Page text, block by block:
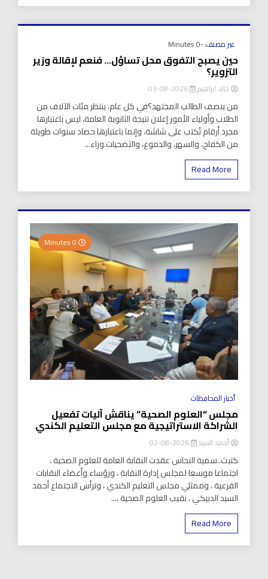
غير مصنف-0 Minutes
حين يصبح التفوق محل تساؤل… فنعم لإقالة وزير
التزوير؟
خالد ابراهيم 2026-08-03
من ينصف الطالب المجتهد؟في كل عام، ينتظر مئات الآلاف من
الطلاب وأولياء الأمور إعلان نتيجة الثانوية العامة، ليس باعتبارها
مجرد أرقام تُكتب على شاشة، وإنما باعتبارها حصاد سنوات طويلة
من الكفاح، والسهر، والدموع، والتضحيات.وراء...
Read More
أخبار المحافظات
مجلس “العلوم الصحية” يناقش آليات تفعيل
الشراكة الاستراتيجية مع مجلس التعليم الكندي
أحمد السيد 2026-08-02
كتبت..سمية النحاس عقدت النقابة العامة للعلوم الصحية ،
اجتماعا موسعا لمجلس إدارة النقابة ، ورؤساء وأعضاء النقابات
الفرعية ، وممثلي مجلس التعليم الكندي ، وترأس الاجتماع أحمد
السيد الدبيكي ، نقيب العلوم الصحية ،...
Read More